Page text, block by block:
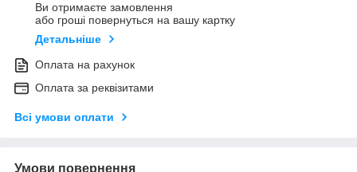
Ви отримаєте замовлення
або гроші повернуться на вашу картку
Детальніше
Оплата на рахунок
Оплата за реквізитами
Всі умови оплати
Умови повернення